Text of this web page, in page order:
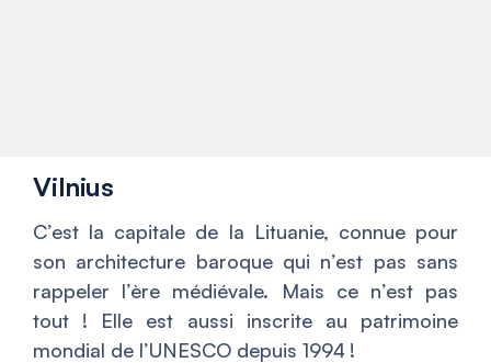
Vilnius
C’est la capitale de la Lituanie, connue pour
son architecture baroque qui n’est pas sans
rappeler l’ère médiévale. Mais ce n’est pas
tout ! Elle est aussi inscrite au patrimoine
mondial de l’UNESCO depuis 1994 !